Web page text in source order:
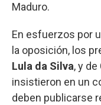
Maduro.
En esfuerzos por
la oposición, los
Lula da Silva, y
insistieron en un
deben publicarse